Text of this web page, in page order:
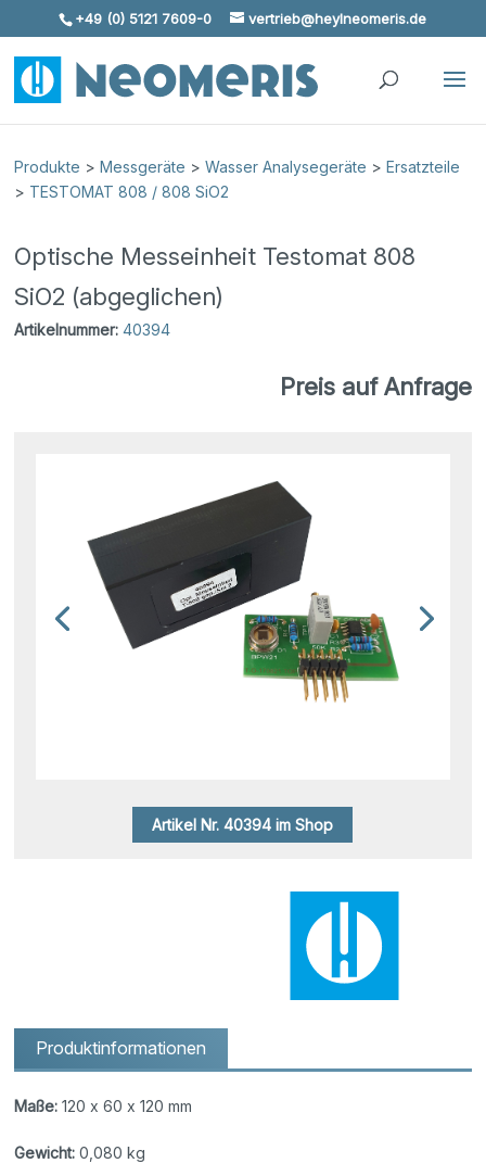
Skip To Content
+49 (0) 5121 7609-0 vertrieb@heylneomeris.de
Produkte >Messgeräte >Wasser Analysegeräte >Ersatzteile
> TESTOMAT 808 / 808 SiO2
Optische Messeinheit Testomat 808
SiO2 (abgeglichen)
Artikelnummer: 40394
Preis auf Anfrage
Artikel Nr. 40394 im Shop
Produktinformationen
Maße: 120 x 60 x 120 mm
Gewicht: 0,080 kg